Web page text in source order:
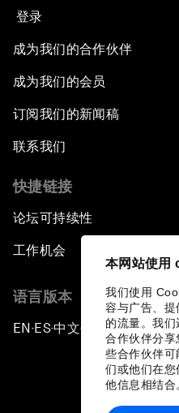
本网站使用
我们使用
容与广告、提
的流量。我
合作伙伴分
些合作伙伴
们或他们在
他信息相结合
登录
成为我们的合作伙伴
成为我们的会员
订阅我们的新闻稿
联系我们
快捷链接
论坛可持续性
工作机会
语言版本
EN ▪ ES▪中文▪ 日本語